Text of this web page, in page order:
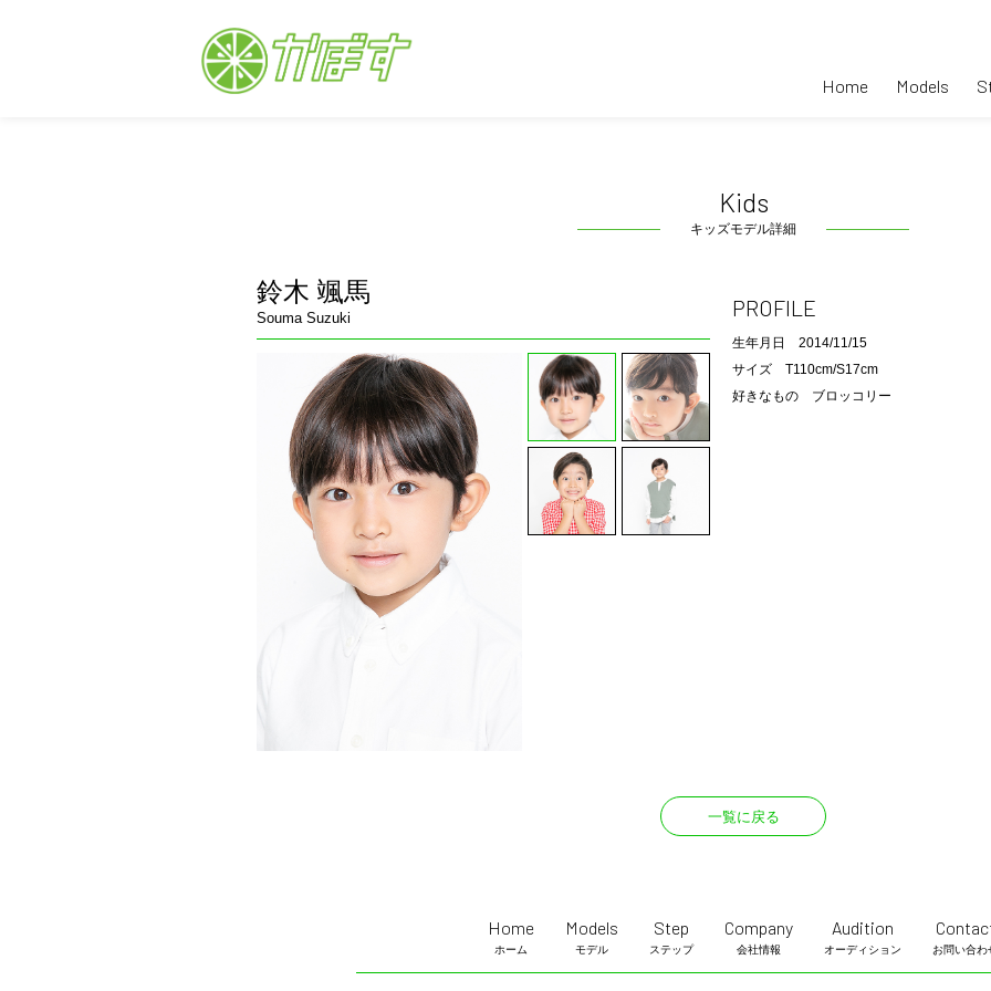
Home Models
Kids
キッズモデル詳細
鈴木 颯馬
Souma Suzuki PROFILE
生年月日 2014/11/15
サイズ T110cm/S17cm
好きなもの ブロッコリー
一覧に戻る
Home
ホーム
Models
モデル
Step
ステップ
Company
会社情報
Audition
オーディション お問い合わ